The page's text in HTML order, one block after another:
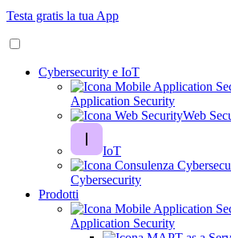
Testa gratis la tua App
Cybersecurity e IoT
Application Security
Web
IoT
Cybersecurity
Prodotti
Application Security